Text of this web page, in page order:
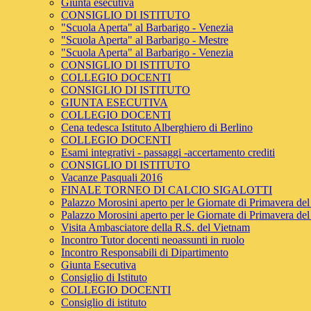
Giunta esecutiva
CONSIGLIO DI ISTITUTO
"Scuola Aperta" al Barbarigo - Venezia
"Scuola Aperta" al Barbarigo - Mestre
"Scuola Aperta" al Barbarigo - Venezia
CONSIGLIO DI ISTITUTO
COLLEGIO DOCENTI
CONSIGLIO DI ISTITUTO
GIUNTA ESECUTIVA
COLLEGIO DOCENTI
Cena tedesca Istituto Alberghiero di Berlino
COLLEGIO DOCENTI
Esami integrativi - passaggi -accertamento crediti
CONSIGLIO DI ISTITUTO
Vacanze Pasquali 2016
FINALE TORNEO DI CALCIO SIGALOTTI
Palazzo Morosini aperto per le Giornate di Primavera
Palazzo Morosini aperto per le Giornate di Primavera
Visita Ambasciatore della R.S. del Vietnam
Incontro Tutor docenti neoassunti in ruolo
Incontro Responsabili di Dipartimento
Giunta Esecutiva
Consiglio di Istituto
COLLEGIO DOCENTI
Consiglio di istituto